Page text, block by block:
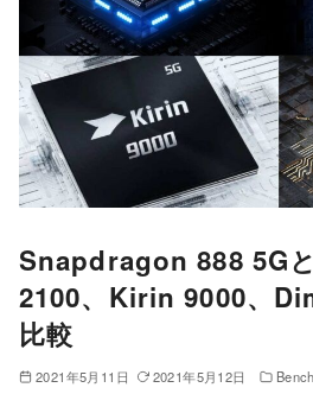
Snapdragon 888 5G
2100、Kirin 9000、
比較
2021年5月11日 2021年5月12日